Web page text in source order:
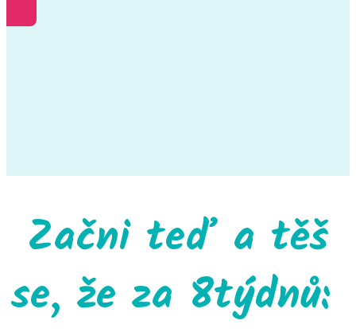
Začni teď a těš
se, že za 8týdnů: